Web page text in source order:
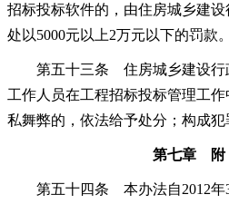
招标投标软件的，由住房城乡建
处以5000元以上2万元以下的罚款。
第五十三条 住房城乡建设行
工作人员在工程招标投标管理工
私舞弊的，依法给予处分；构成犯
第七章
第五十四条 本办法自2012年3